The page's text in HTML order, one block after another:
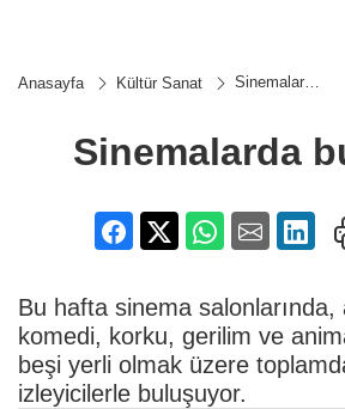
Anasayfa Kültür Sanat
Sinemalarda
Sinemalarda
Bu hafta sinema salonlarında,
komedi, korku, gerilim ve
beşi yerli olmak üzere
izleyicilerle buluşuyor.